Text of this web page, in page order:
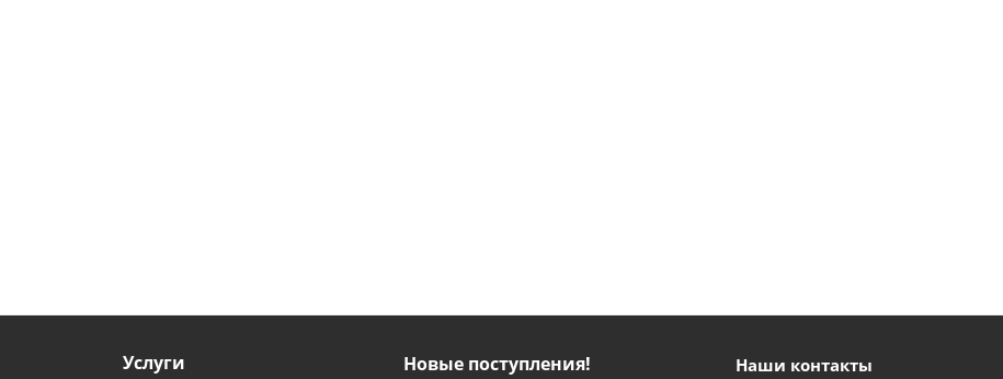
Услуги Новые поступления! Наши контакты